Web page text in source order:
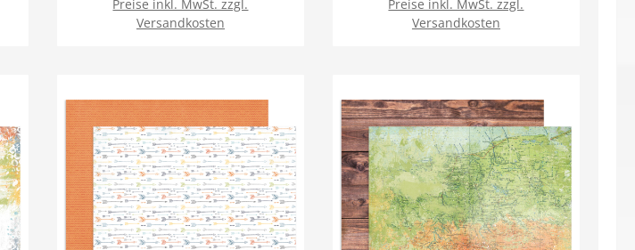
Preise inkl. MwSt. zzgl.
Versandkosten
Preise inkl. MwSt. zzgl.
Versandkosten